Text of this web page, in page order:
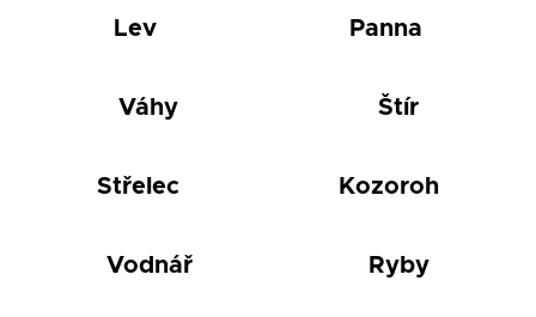
Lev Panna
Váhy Štír
Střelec Kozoroh
Vodnář Ryby